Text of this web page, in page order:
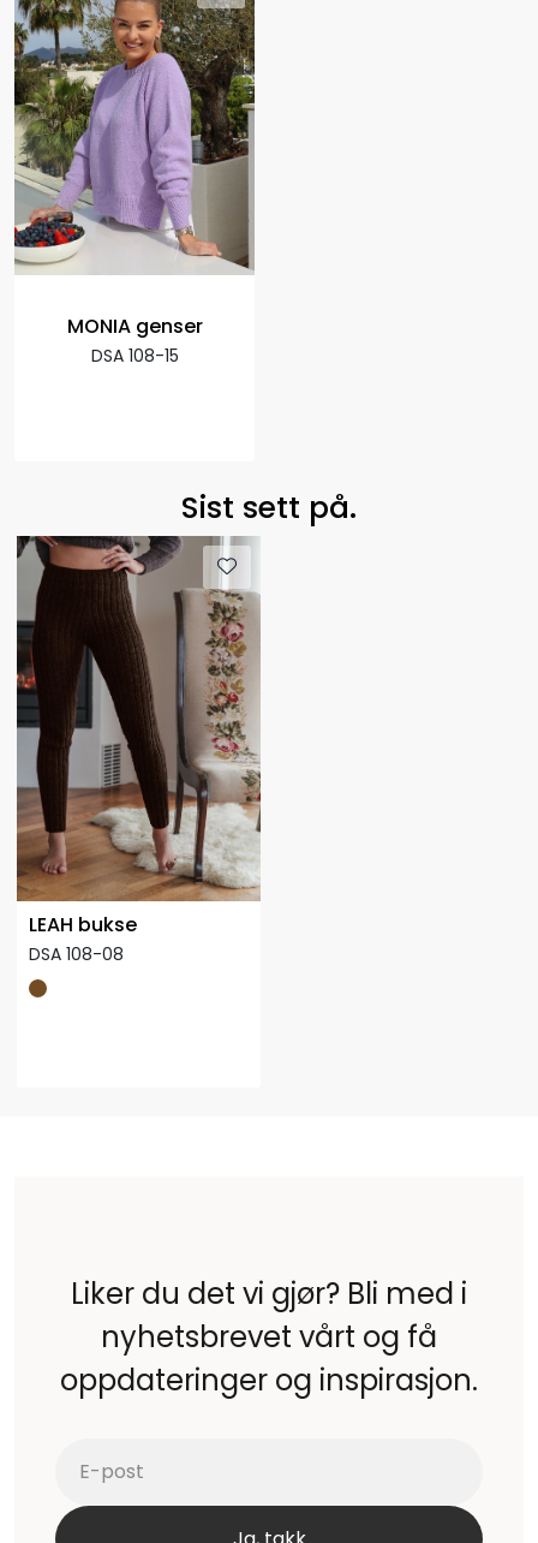
MONIA genser
DSA 108-15
Sist sett på.
LEAH bukse
DSA 108-08
Liker du det vi gjør? Bli med i
nyhetsbrevet vårt og få
oppdateringer og inspirasjon.